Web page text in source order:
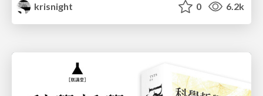
krisnight
0 6.2k